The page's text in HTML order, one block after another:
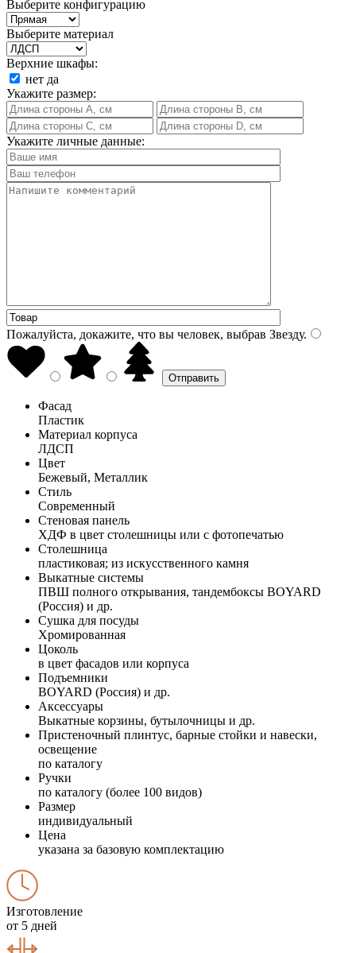
Выберите конфигурацию
Выберите материал
Верхние шкафы:
нет да
Укажите размер:
Укажите личные данные:
Пожалуйста, докажите, что вы человек, выбрав Звезду.
Фасад
Пластик
Материал корпуса
ЛДСП
Цвет
Бежевый, Металлик
Стиль
Современный
Стеновая панель
ХДФ в цвет столешницы или с фотопечатью
Столешница
пластиковая; из искусственного камня
Выкатные системы
ПВШ полного открывания, тандембоксы BOYARD
(Россия) и др.
Сушка для посуды
Хромированная
Цоколь
в цвет фасадов или корпуса
Подъемники
BOYARD (Россия) и др.
Аксессуары
Выкатные корзины, бутылочницы и др.
Пристеночный плинтус, барные стойки и навески,
освещение
по каталогу
Ручки
по каталогу (более 100 видов)
Размер
индивидуальный
Цена
указана за базовую комплектацию
Изготовление
от 5 дней